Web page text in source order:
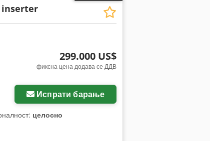
299.000 US$
фиксна цена додава се ДДВ
Испрати барање
целосно